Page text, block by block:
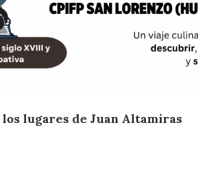
lugares de Juan Altamiras